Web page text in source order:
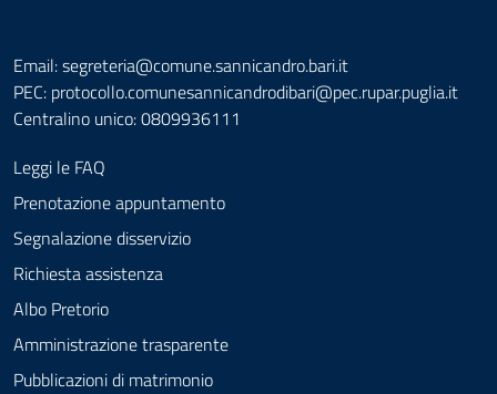
Email: segreteria@comune.sannicandro.bari.it
PEC: protocollo.comunesannicandrodibari@pec.rupar.puglia.it
Centralino unico: 0809936111
Leggi le FAQ
Prenotazione appuntamento
Segnalazione disservizio
Richiesta assistenza
Albo Pretorio
Amministrazione trasparente
Pubblicazioni di matrimonio